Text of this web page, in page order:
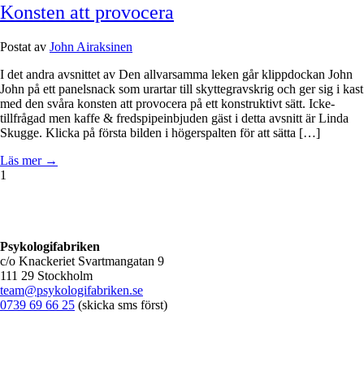
Konsten att provocera
Postat av John Airaksinen
I det andra avsnittet av Den allvarsamma leken går klippdockan John
John på ett panelsnack som urartar till skyttegravskrig och ger sig i kast
med den svåra konsten att provocera på ett konstruktivt sätt. Icke-
tillfrågad men kaffe & fredspipeinbjuden gäst i detta avsnitt är Linda
Skugge. Klicka på första bilden i högerspalten för att sätta […]
Läs mer →
1
Psykologifabriken
c/o Knackeriet Svartmangatan 9
111 29 Stockholm
team@psykologifabriken.se
0739 69 66 25 (skicka sms först)